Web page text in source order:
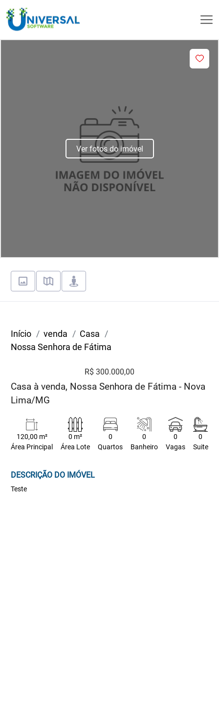
Ver fotos do imóvel
Início venda
Casa
Nossa Senhora de Fátima
R$ 300.000,00
Casa à venda, Nossa Senhora de Fátima - Nova
Lima/MG
120,00 m²
Área Principal
0 m²
Área Lote
0
Quartos
0
Banheiro
0
Vagas
0
Suite
DESCRIÇÃO DO IMÓVEL
Teste